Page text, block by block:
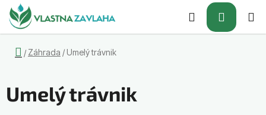
Prejsť
na
obsah
Hľadať
KOŠÍK
Domov
/ Záhrada / Umelý trávnik
Umelý trávnik